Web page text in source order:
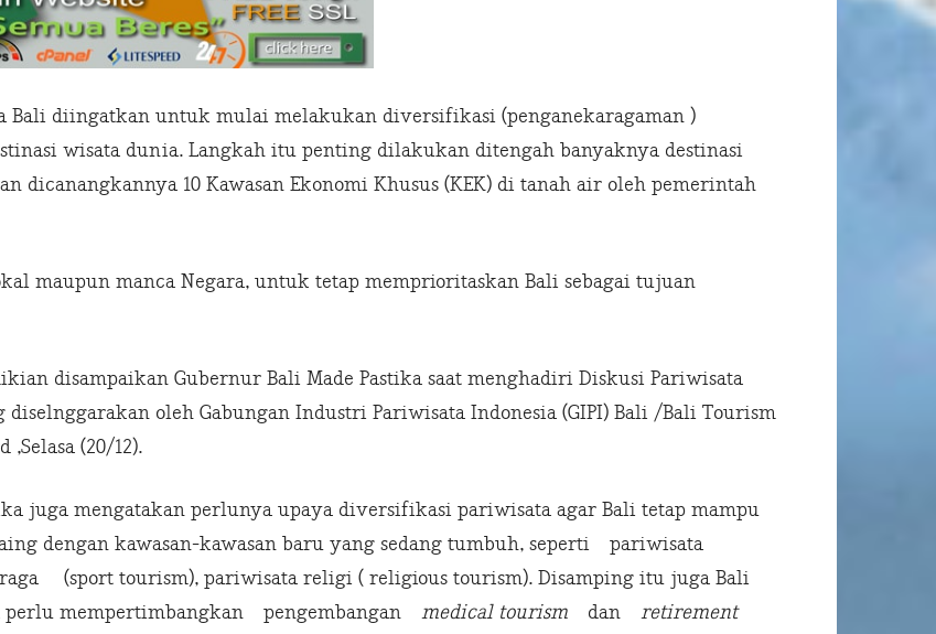
Bali diingatkan untuk mulai melakukan diversifikasi (penganekaragaman )
wisata dunia. Langkah itu penting dilakukan ditengah banyaknya destinasi
dicanangkannya 10 Kawasan Ekonomi Khusus (KEK) di tanah air oleh pemerintah
maupun manca Negara, untuk tetap memprioritaskan Bali sebagai tujuan
disampaikan Gubernur Bali Made Pastika saat menghadiri Diskusi Pariwisata
diselnggarakan oleh Gabungan Industri Pariwisata Indonesia (GIPI) Bali /Bali Tourism
,Selasa (20/12).
juga mengatakan perlunya upaya diversifikasi pariwisata agar Bali tetap mampu
dengan kawasan-kawasan baru yang sedang tumbuh, seperti pariwisata
(sport tourism), pariwisata religi ( religious tourism). Disamping itu juga Bali
perlu mempertimbangkan pengembangan medical tourism dan retirement